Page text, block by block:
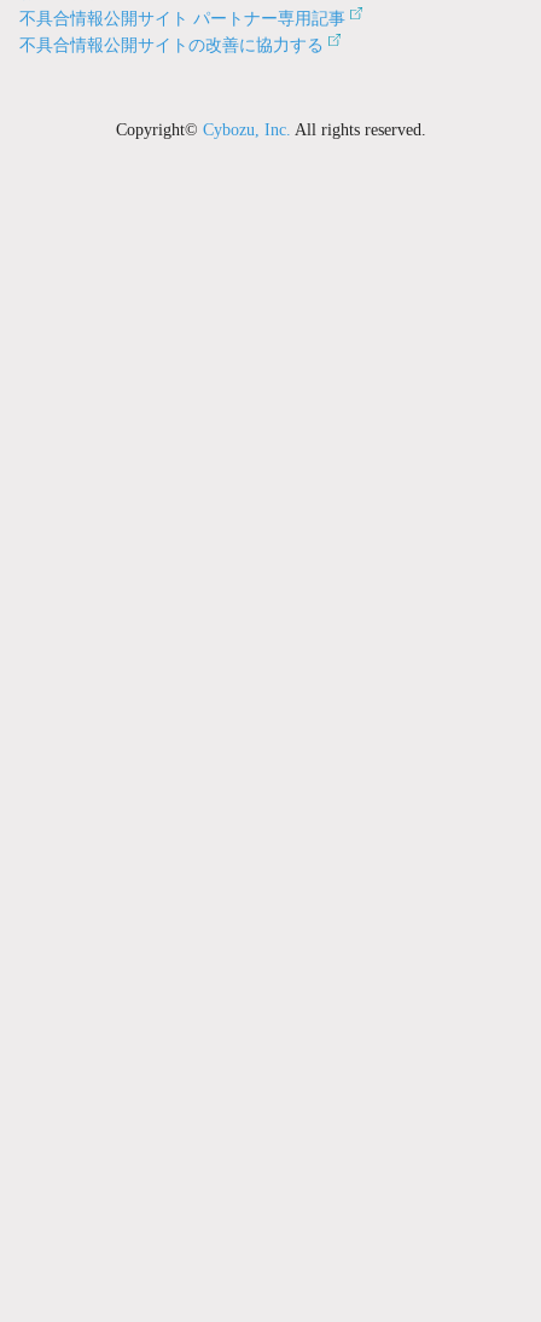
不具合情報公開サイト パートナー専用記事
不具合情報公開サイトの改善に協力する
Copyright© Cybozu, Inc. All rights reserved.